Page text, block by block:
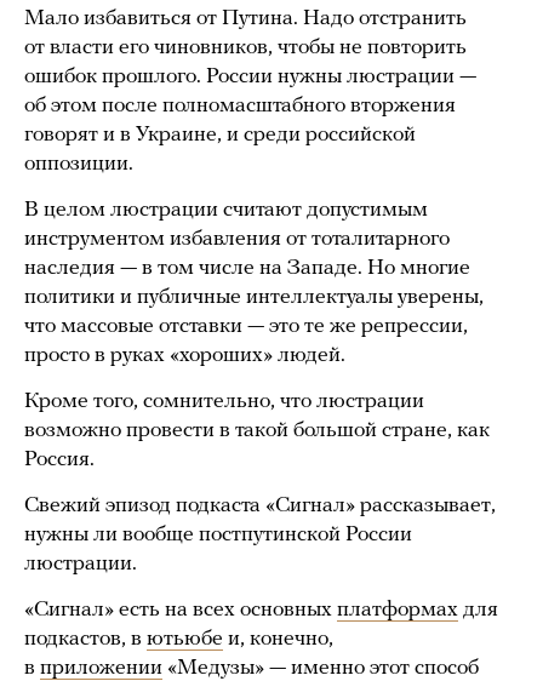
Мало избавиться от Путина. Надо отстранить
от власти его чиновников, чтобы не повторить
ошибок прошлого. России нужны люстрации —
об этом после полномасштабного вторжения
говорят и в Украине, и среди российской
оппозиции.
В целом люстрации считают допустимым
инструментом избавления от тоталитарного
наследия — в том числе на Западе. Но многие
политики и публичные интеллектуалы уверены,
что массовые отставки — это те же репрессии,
просто в руках «хороших» людей.
Кроме того, сомнительно, что люстрации
возможно провести в такой большой стране, как
Россия.
Свежий эпизод подкаста «Сигнал» рассказывает,
нужны ли вообще постпутинской России
люстрации.
«Сигнал» есть на всех основных платформах для
подкастов, в ютьюбе и, конечно,
в приложении «Медузы» — именно этот способ